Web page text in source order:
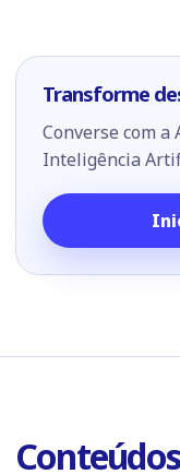
Transforme
Converse com
Inteligência